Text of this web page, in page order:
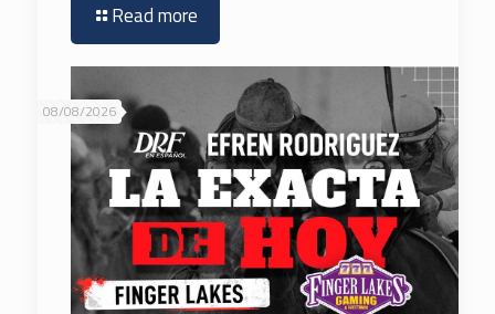
Read more
08/08/2026